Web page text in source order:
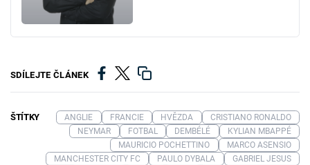
SDÍLEJTE ČLÁNEK
ŠTÍTKY ANGLIE FRANCIE HVĚZDA
CRISTIANO RONALDO
NEYMAR
FOTBAL DEMBÉLÉ
KYLIAN MBAPPÉ
MAURICIO POCHETTINO
MARCO ASENSIO
MANCHESTER CITY FC
PAULO DYBALA
GABRIEL JESUS